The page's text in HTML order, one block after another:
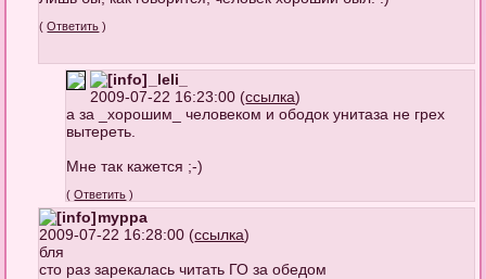
(Ответить )
_leli_
2009-07-22 16:23:00 (ссылка)
а за _хорошим_ человеком и ободок унитаза не грех
вытереть.
Мне так кажется ;-)
(Ответить )
myppa
2009-07-22 16:28:00 (ссылка)
бля
сто раз зарекалась читать ГО за обедом